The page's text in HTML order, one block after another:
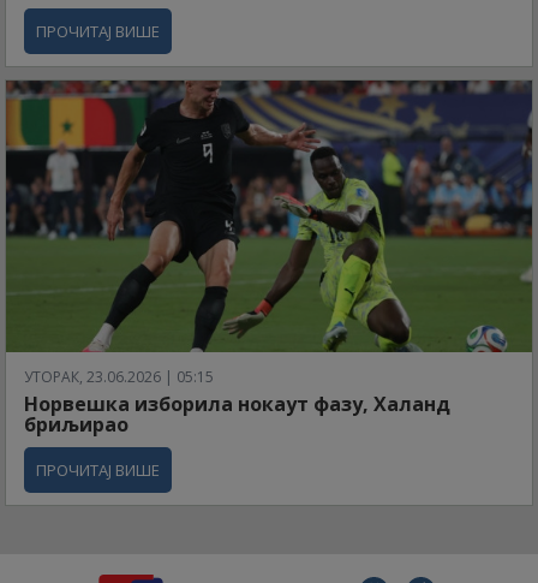
ПРОЧИТАЈ ВИШЕ
УТОРАК, 23.06.2026 | 05:15
Норвешка изборила нокаут фазу, Халанд
бриљирао
ПРОЧИТАЈ ВИШЕ